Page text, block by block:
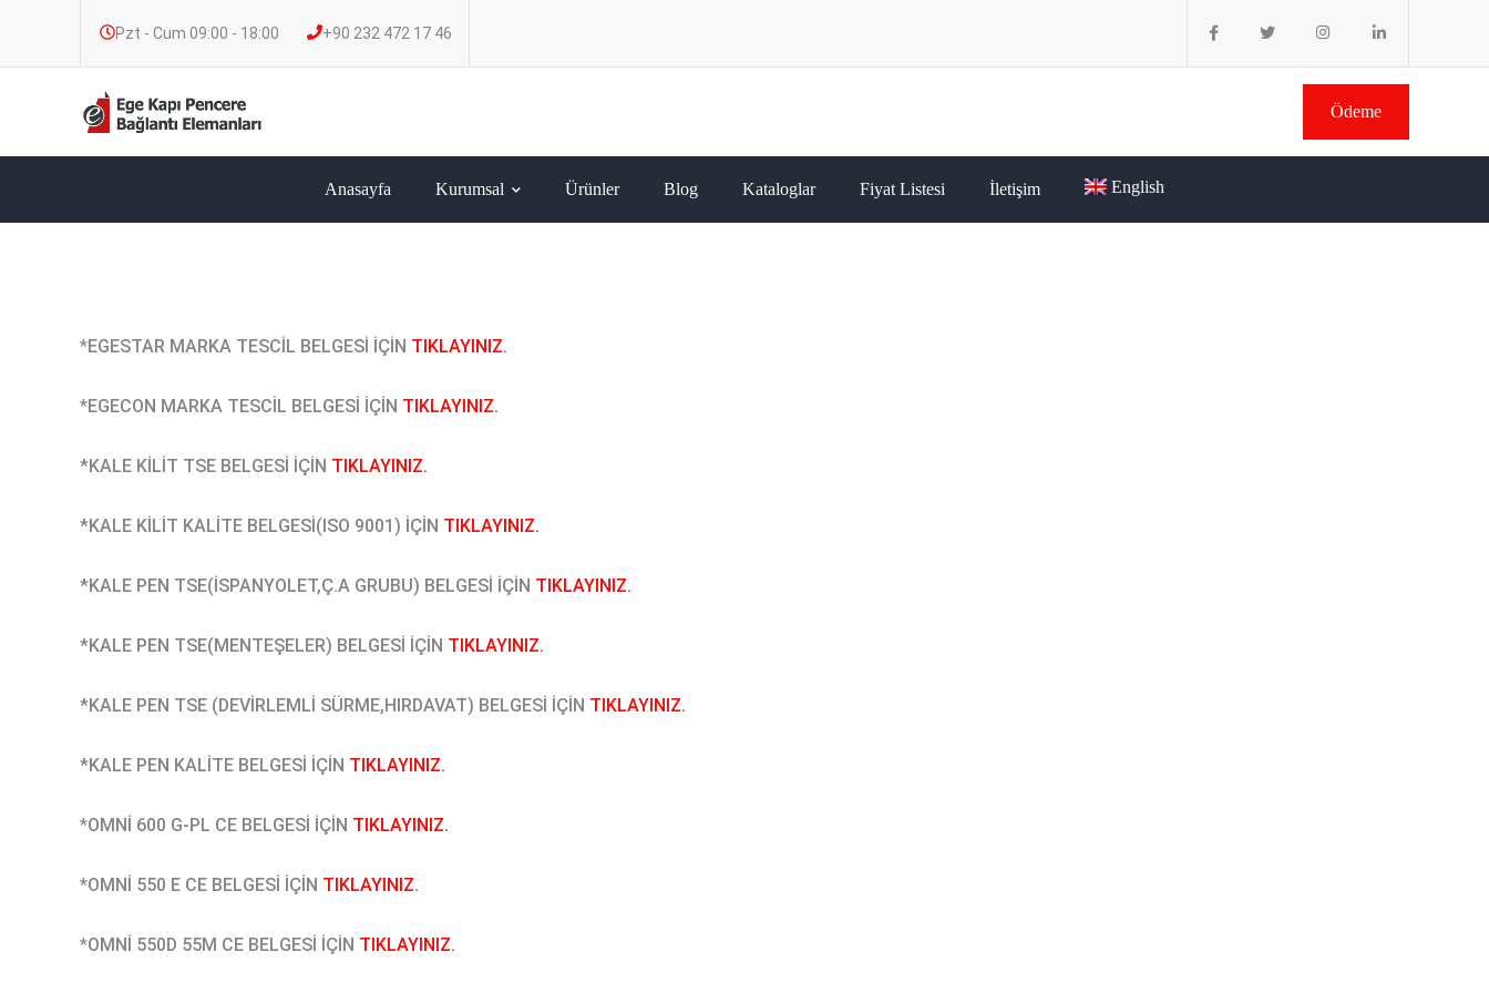
Pzt - Cum 09:00 - 18:00 +90 232 472 17 46
Ödeme
Anasayfa Kurumsal Ürünler Blog Kataloglar Fiyat Listesi İletişim English
*EGESTAR MARKA TESCİL BELGESİ İÇİN TIKLAYINIZ.
*EGECON MARKA TESCİL BELGESİ İÇİN TIKLAYINIZ.
*KALE KİLİT TSE BELGESİ İÇİN TIKLAYINIZ.
*KALE KİLİT KALİTE BELGESİ(ISO 9001) İÇİN TIKLAYINIZ.
*KALE PEN TSE(İSPANYOLET,Ç.A GRUBU) BELGESİ İÇİN TIKLAYINIZ.
*KALE PEN TSE(MENTEŞELER) BELGESİ İÇİN TIKLAYINIZ.
*KALE PEN TSE (DEVİRLEMLİ SÜRME,HIRDAVAT) BELGESİ İÇİN TIKLAYINIZ.
*KALE PEN KALİTE BELGESİ İÇİN TIKLAYINIZ.
*OMNİ 600 G-PL CE BELGESİ İÇİN TIKLAYINIZ.
*OMNİ 550 E CE BELGESİ İÇİN TIKLAYINIZ.
*OMNİ 550D 55M CE BELGESİ İÇİN TIKLAYINIZ.